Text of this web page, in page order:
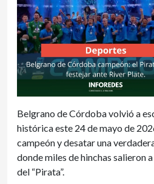
Belgrano de Córdoba volvió a
histórica este 24 de mayo de
campeón y desatar una
donde miles de hinchas salieron
del “Pirata”.